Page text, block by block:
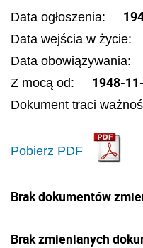
Data ogłoszenia:
Data wejścia w życie:
Data obowiązywania:
Z mocą od: 1948-
Dokument traci
Pobierz PDF
Brak dokumentów
Brak zmienianych